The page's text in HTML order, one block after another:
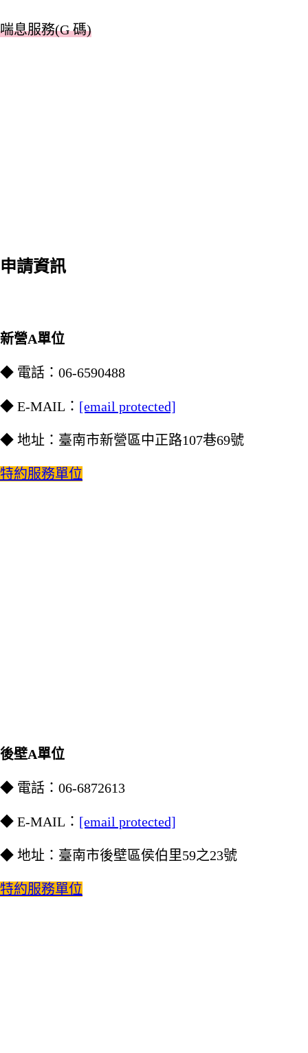
喘息服務(G 碼)
申請資訊
新營A單位
◆ 電話：06-6590488
◆ E-MAIL： [email protected]
◆ 地址：臺南市新營區中正路107巷69號
特約服務單位
後壁A單位
◆ 電話：06-6872613
◆ E-MAIL： [email protected]
◆ 地址：臺南市後壁區侯伯里59之23號
特約服務單位